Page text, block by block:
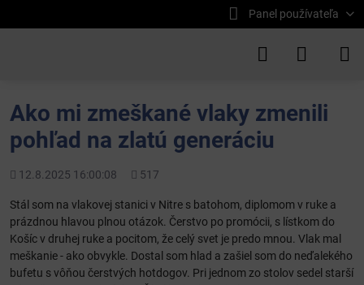
Panel používateľa
Ako mi zmeškané vlaky zmenili
pohľad na zlatú generáciu
Pridané
12.8.2025 16:00:08
Počet
517
Stál som na vlakovej stanici v Nitre s batohom, diplomom v ruke a
prázdnou hlavou plnou otázok. Čerstvo po promócii, s lístkom do
Košíc v druhej ruke a pocitom, že celý svet je predo mnou. Vlak mal
meškanie - ako obvykle. Dostal som hlad a zašiel som do neďalekého
bufetu s vôňou čerstvých hotdogov. Pri jednom zo stolov sedel starší